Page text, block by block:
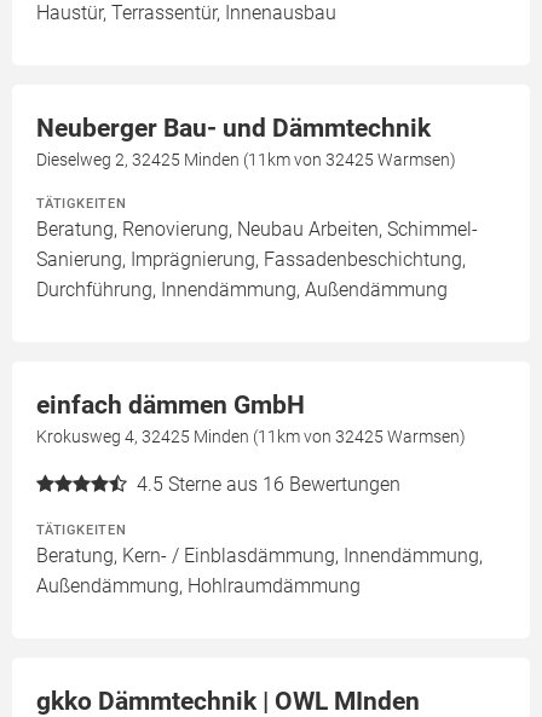
Haustür, Terrassentür, Innenausbau
Neuberger Bau- und Dämmtechnik
Dieselweg 2, 32425 Minden (11km von 32425 Warmsen)
TÄTIGKEITEN
Beratung, Renovierung, Neubau Arbeiten, Schimmel-
Sanierung, Imprägnierung, Fassadenbeschichtung,
Durchführung, Innendämmung, Außendämmung
einfach dämmen GmbH
Krokusweg 4, 32425 Minden (11km von 32425 Warmsen)
4.5 Sterne aus 16 Bewertungen
TÄTIGKEITEN
Beratung, Kern- / Einblasdämmung, Innendämmung,
Außendämmung, Hohlraumdämmung
gkko Dämmtechnik | OWL MInden